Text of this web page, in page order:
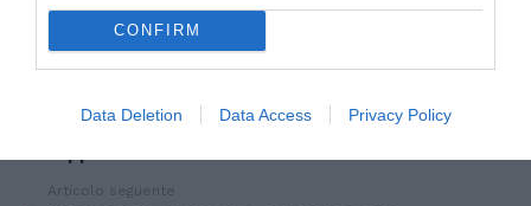
CONFIRM
Data Deletion Data Access Privacy Policy
nostro territorio.
Berlusconi: “A dicembre discussione su
Articolo seguente